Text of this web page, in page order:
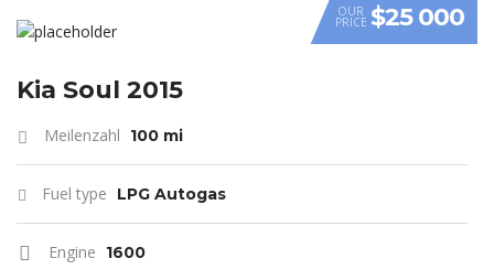
VIDEO
OUR
PRICE $25 000
Kia Soul 2015
Meilenzahl 100 mi
Fuel type LPG Autogas
Engine 1600